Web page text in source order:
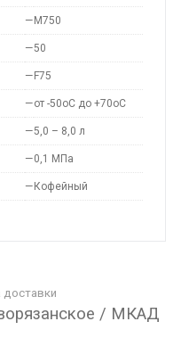
— M750
—50
— F75
—от -50оС до +70оС
—5,0 – 8,0 л
—0,1 МПа
— Кофейный
доставки
/ МКАД